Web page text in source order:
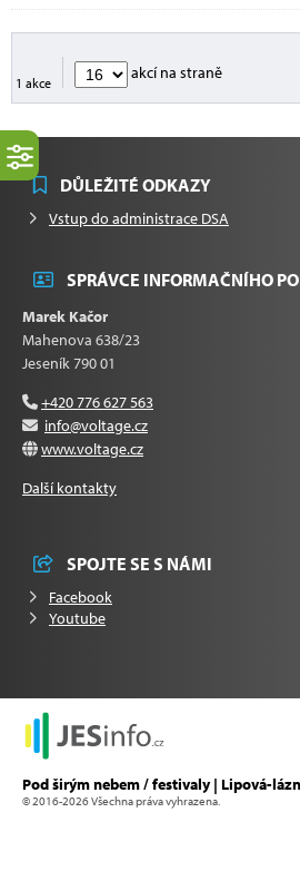
1 akce
akcí na straně
DŮLEŽITÉ ODKAZY
Vstup do administrace DSA
SPRÁVCE INFORMAČNÍHO
Marek Kačor
Mahenova 638/23
Jeseník 790 01
+420 776 627 563
info@voltage.cz
www.voltage.cz
Další kontakty
SPOJTE SE S NÁMI
Facebook
Youtube
Pod širým nebem / festivaly | Lipová-
© 2016-2026 Všechna práva vyhrazena.